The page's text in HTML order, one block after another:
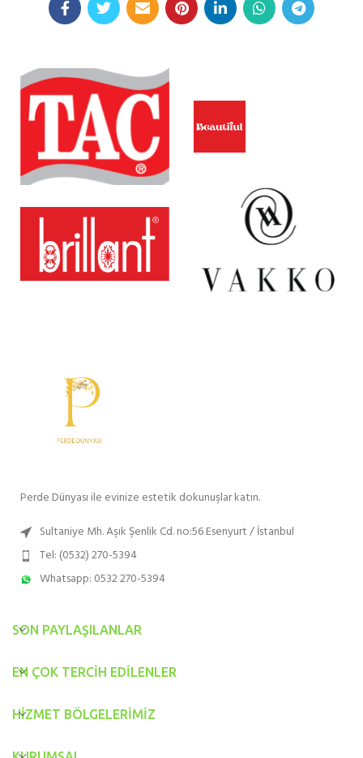
Perde Dünyası ile evinize estetik dokunuşlar katın.
Sultaniye Mh. Aşık Şenlik Cd. no:56 Esenyurt / İstanbul
Tel: (0532) 270-5394
Whatsapp: 0532 270-5394
SON PAYLAŞILANLAR
EN ÇOK TERCIH EDILENLER
HIZMET BÖLGELERIMIZ